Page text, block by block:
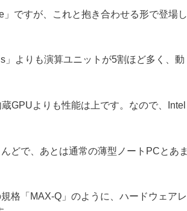
ですが、これと抱き合わせる形で登場し
よりも演算ユニットが5割ほど多く、動
GPUよりも性能は上です。なので、Intel
どで、あとは通常の薄型ノートPCとあま
格「MAX-Q」のように、ハードウェアレ